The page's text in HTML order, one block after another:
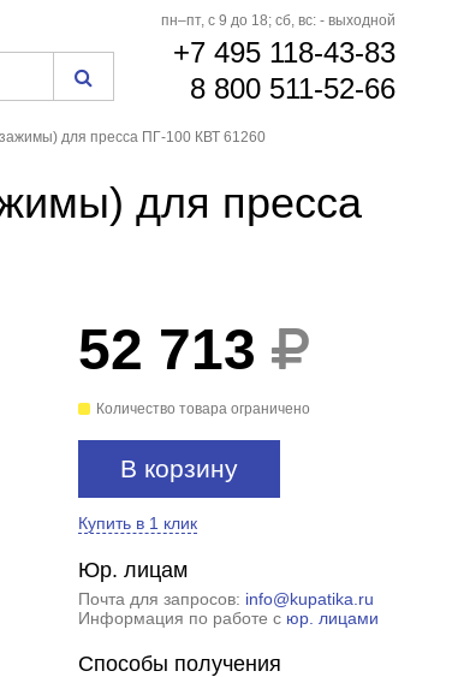
пн–пт, с 9 до 18; сб, вс: - выходной
+7 495 118-43-83
8 800 511-52-66
для пресса ПГ-100 КВТ 61260
для пресса
52 713
Количество товара ограничено
В корзину
Купить в 1 клик
Юр. лицам
Почта для запросов: info@kupatika.ru
Информация по работе с юр. лицами
Способы получения